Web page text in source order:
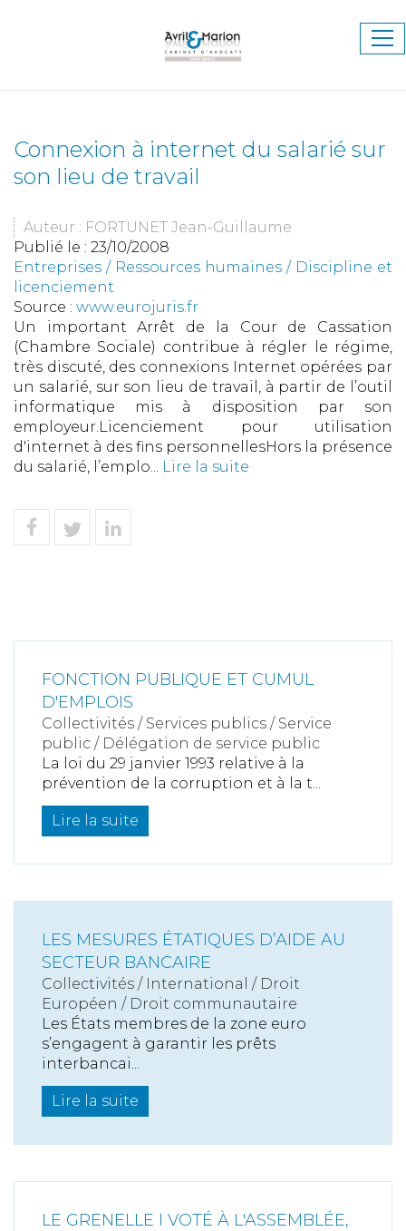
Connexion à internet du salarié sur
son lieu de travail
Auteur : FORTUNET Jean-Guillaume
Publié le : 23/10/2008
Entreprises / Ressources humaines / Discipline et
licenciement
Source : www.eurojuris.fr
Un important Arrêt de la Cour de Cassation
(Chambre Sociale) contribue à régler le régime,
très discuté, des connexions Internet opérées par
un salarié, sur son lieu de travail, à partir de l’outil
informatique mis à disposition par son
employeur.Licenciement pour utilisation
d'internet à des fins personnellesHors la présence
du salarié, l’emplo... Lire la suite
FONCTION PUBLIQUE ET CUMUL
D'EMPLOIS
Collectivités / Services publics / Service
public / Délégation de service public
La loi du 29 janvier 1993 relative à la
prévention de la corruption et à la t...
Lire la suite
LES MESURES ÉTATIQUES D’AIDE AU
SECTEUR BANCAIRE
Collectivités / International / Droit
Européen / Droit communautaire
Les États membres de la zone euro
s’engagent à garantir les prêts
interbancai...
Lire la suite
LE GRENELLE I VOTÉ À L'ASSEMBLÉE,